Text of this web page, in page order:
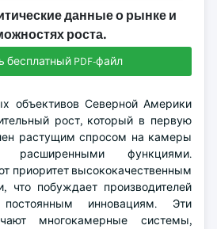
данные о рынке и
роста.
бесплатный PDF-файл
объективов Северной Америки
рост, который в первую
растущим спросом на камеры
функциями.
приоритет высококачественным
что побуждает производителей
инновациям. Эти
многокамерные системы,